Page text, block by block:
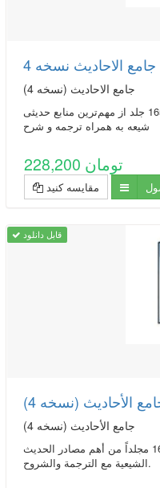
جامع الاحادیث نسخه 4
جامع الاحادیث (نسخه 4)
ارائه 742 عنوان کتاب و رساله در 1655 جلد از مهم‌ترین منابع حدیثی
شیعه به همراه ترجمه و شرح
228,200 تومان
مقایسه کنید
قابل دانلود
الأحادیث (نسخه 4)
جامع الأحادیث (نسخه 4)
عرض 742 عنوان كتاب ورسالة في 1655 مجلداً من أهم مصادر الحديث
الشيعية مع الترجمة والشروح.